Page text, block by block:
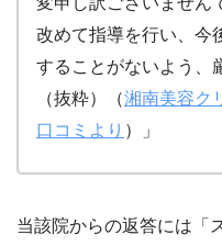
改めて指導を行い、今
することがないよう、
（抜粋）（湘南美容ク
口コミより ）」
当該院からの返答には「